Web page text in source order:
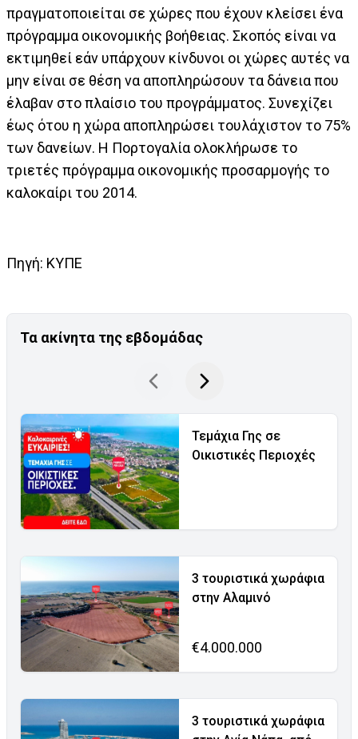
πραγματοποιείται σε χώρες που έχουν κλείσει ένα
πρόγραμμα οικονομικής βοήθειας. Σκοπός είναι να
εκτιμηθεί εάν υπάρχουν κίνδυνοι οι χώρες αυτές να
μην είναι σε θέση να αποπληρώσουν τα δάνεια που
έλαβαν στο πλαίσιο του προγράμματος. Συνεχίζει
έως ότου η χώρα αποπληρώσει τουλάχιστον το 75%
των δανείων. Η Πορτογαλία ολοκλήρωσε το
τριετές πρόγραμμα οικονομικής προσαρμογής το
καλοκαίρι του 2014.
Πηγή: ΚΥΠΕ
Τα ακίνητα της εβδομάδας
Τεμάχια Γης σε
Οικιστικές Περιοχές
3 τουριστικά χωράφια
στην Αλαμινό
€4.000.000
3 τουριστικά χωράφια